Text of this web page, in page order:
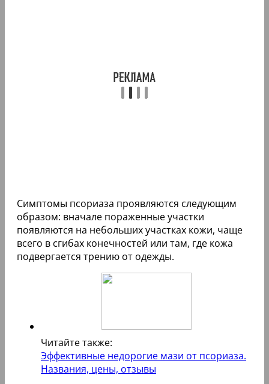
Симптомы псориаза проявляются следующим
образом: вначале пораженные участки
появляются на небольших участках кожи, чаще
всего в сгибах конечностей или там, где кожа
подвергается трению от одежды.
Читайте также:
Эффективные недорогие мази от псориаза.
Названия, цены, отзывы